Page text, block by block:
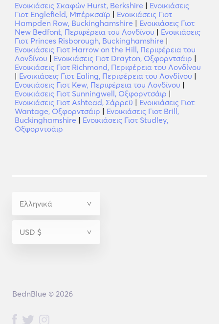
Ενοικιάσεις Σκαφών Hurst, Berkshire | Ενοικιάσεις
Γιοτ Englefield, Μπέρκσαϊρ | Ενοικιάσεις Γιοτ
Hampden Row, Buckinghamshire | Ενοικιάσεις Γιοτ
New Bedfont, Περιφέρεια του Λονδίνου | Ενοικιάσεις
Γιοτ Princes Risborough, Buckinghamshire |
Ενοικιάσεις Γιοτ Harrow on the Hill, Περιφέρεια του
Λονδίνου | Ενοικιάσεις Γιοτ Drayton, Οξφορντσάιρ |
Ενοικιάσεις Γιοτ Richmond, Περιφέρεια του Λονδίνου
| Ενοικιάσεις Γιοτ Ealing, Περιφέρεια του Λονδίνου |
Ενοικιάσεις Γιοτ Kew, Περιφέρεια του Λονδίνου |
Ενοικιάσεις Γιοτ Sunningwell, Οξφορντσάιρ |
Ενοικιάσεις Γιοτ Ashtead, Σάρρεϋ | Ενοικιάσεις Γιοτ
Wantage, Οξφορντσάιρ | Ενοικιάσεις Γιοτ Brill,
Buckinghamshire | Ενοικιάσεις Γιοτ Studley,
Οξφορντσάιρ
BednBlue © 2026